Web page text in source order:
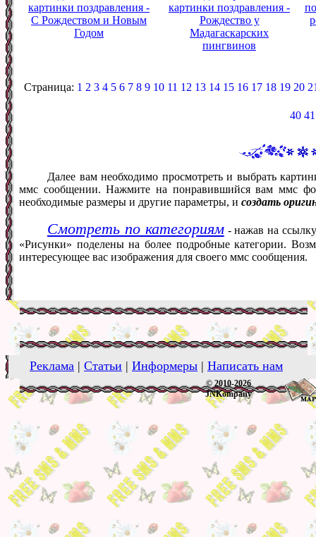
картинки поздравления -
С Рождеством и Новым
Годом
картинки поздравления -
Рождество у
Мадагаскарских
пингвинов
Страница: 1 2 3 4 5 6 7 8 9 10 11 12 13 14 15 16 17 18 19 20
40 41
Далее вам необходимо просмотреть и выбрать
ммс сообщении. Нажмите на понравившийся вам ммс
необходимые размеры и другие параметры, и создать
Смотреть по категориям- нажав на
«Рисунки» поделены на более подробные категории.
интересующее вас изображения для своего ммс сообщения.
Реклама | Статьи | Информеры | Написать нам
© 2010-2026
JNKompany